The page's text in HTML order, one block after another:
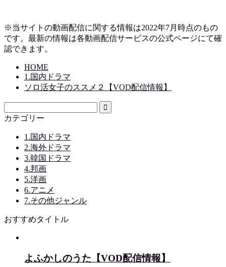
※当サイトの動画配信に関する情報は2022年7月時点のもの
です。最新の情報は各動画配信サービスの公式ページにて確
認できます。
HOME
1.国内ドラマ
ソロ活女子のススメ２【VOD配信情報】
カテゴリー
1.国内ドラマ
2.海外ドラマ
3.韓国ドラマ
4.邦画
5.洋画
6.アニメ
7.その他ジャンル
おすすめタイトル
よふかしのうた【VOD配信情報】